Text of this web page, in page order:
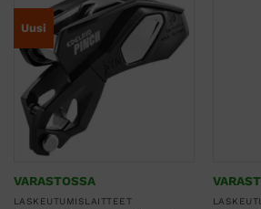
Uusi
VARASTOSSA
LASKEUTUMISLAITTEET